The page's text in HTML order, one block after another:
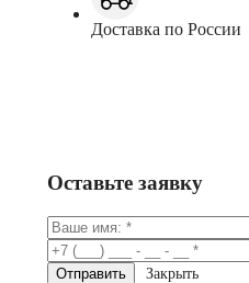
Доставка по России
Оставьте заявку
Закрыть